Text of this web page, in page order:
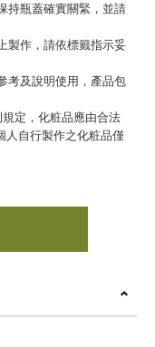
持瓶蓋確實關緊，並請
製作，請依標籤指示妥
考及說明使用，產品包
定，化粧品應由合法
人自行製作之化粧品僅